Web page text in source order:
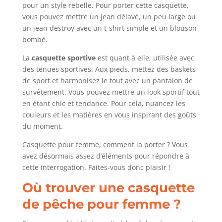
pour un style rebelle. Pour porter cette casquette,
vous pouvez mettre un jean délavé, un peu large ou
un jean destroy avec un t-shirt simple et un blouson
bombé.
La casquette sportiveest quant à elle, utilisée avec
des tenues sportives. Aux pieds, mettez des baskets
de sport et harmonisez le tout avec un pantalon de
survêtement. Vous pouvez mettre un look sportif tout
en étant chic et tendance. Pour cela, nuancez les
couleurs et les matières en vous inspirant des goûts
du moment.
Casquette pour femme, comment la porter ? Vous
avez désormais assez d’éléments pour répondre à
cette interrogation. Faites-vous donc plaisir !
Où trouver une casquette
de pêche pour femme ?